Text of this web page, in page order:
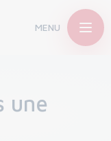
MENU
une